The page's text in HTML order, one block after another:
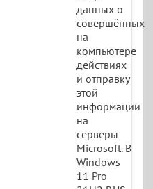
данных о
совершённых
на
компьютере
действиях
и отправку
этой
информации
на
серверы
Microsoft. В
Windows
11 Pro